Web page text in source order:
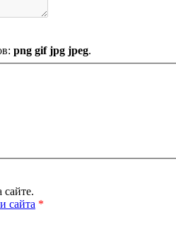
png gif jpg jpeg.
сайте.
сайта *